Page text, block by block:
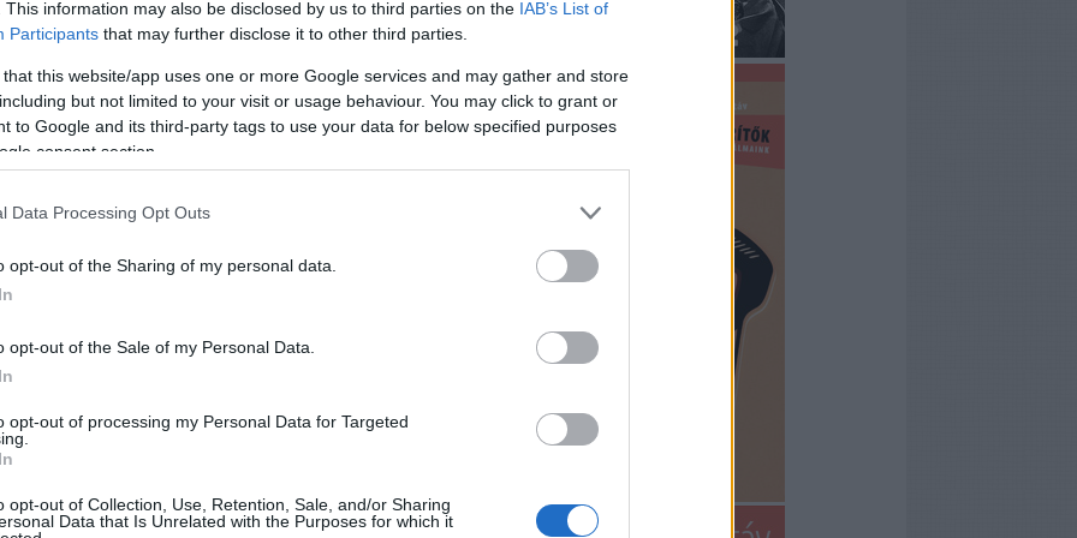
This information may also be disclosed by us to third parties on the IAB’s List of
Participants that may further disclose it to other third parties.
that this website/app uses one or more Google services and may gather and store
but not limited to your visit or usage behaviour. You may click to grant or
to Google and its third-party tags to use your data for below specified purposes
consent section.
Data Processing Opt Outs
opt-out of the Sharing of my personal data.
opt-out of the Sale of my Personal Data.
opt-out of processing my Personal Data for Targeted
opt-out of Collection, Use, Retention, Sale, and/or Sharing
Data that Is Unrelated with the Purposes for which it
szerepében szemkötőt visel, ügyelve rá, hogy az
– a korházi jelenetben még egy kereszt
Madeleine karakterétől örökölte, aki
pedig fekete szemkötőt visel, ahogy illik.